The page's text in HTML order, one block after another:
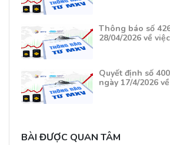
Thông báo số
28/04/2026 về
Quyết định số
ngày 17/4/2026
BÀI ĐƯỢC QUAN TÂM